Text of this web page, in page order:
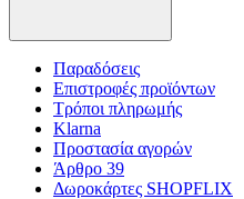
Παραδόσεις
Επιστροφές προϊόντων
Τρόποι πληρωμής
Klarna
Προστασία αγορών
Άρθρο 39
Δωροκάρτες SHOPFLIX